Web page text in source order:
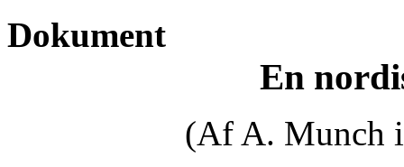
Dokument
En
(Af A. Munch